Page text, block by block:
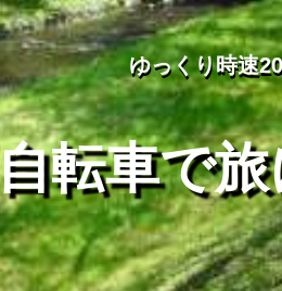
ゆっくり時速
転車で